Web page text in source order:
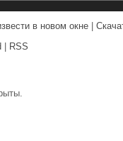
в новом окне
RSS